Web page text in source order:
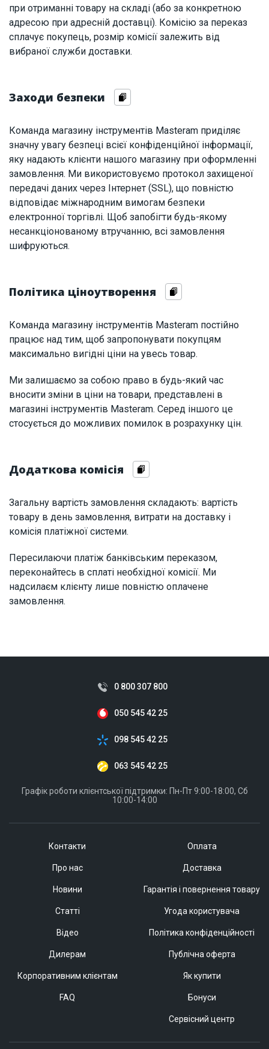
при отриманні товару на складі (або за конкретною
адресою при адресній доставці). Комісію за переказ
сплачує покупець, розмір комісії залежить від
вибраної служби доставки.
Заходи безпеки
Команда магазину інструментів Masteram приділяє
значну увагу безпеці всієї конфіденційної інформації,
яку надають клієнти нашого магазину при оформленні
замовлення. Ми використовуємо протокол захищеної
передачі даних через Інтернет (SSL), що повністю
відповідає міжнародним вимогам безпеки
електронної торгівлі. Щоб запобігти будь-якому
несанкціонованому втручанню, всі замовлення
шифруються.
Політика ціноутворення
Команда магазину інструментів Masteram постійно
працює над тим, щоб запропонувати покупцям
максимально вигідні ціни на увесь товар.
Ми залишаємо за собою право в будь-який час
вносити зміни в ціни на товари, представлені в
магазині інструментів Masteram. Серед іншого це
стосується до можливих помилок в розрахунку цін.
Додаткова комісія
Загальну вартість замовлення складають: вартість
товару в день замовлення, витрати на доставку і
комісія платіжної системи.
Пересилаючи платіж банківським переказом,
переконайтесь в сплаті необхідної комісії. Ми
надсилаєм клієнту лише повністю оплачене
замовлення.
Контакти
Про нас
Новини
Статті
Відео
Дилерам
Корпоративним клієнтам
FAQ
Оплата
Доставка
Гарантія і повернення товару
Угода користувача
Політика конфіденційності
Публічна оферта
Як купити
Бонуси
Сервісний центр
0 800 307 800
050 545 42 25
098 545 42 25
063 545 42 25
Графік роботи клієнтської підтримки: Пн-Пт 9:00-18:00, Сб
10:00-14:00